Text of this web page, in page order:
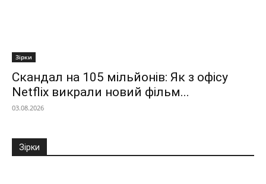
Зірки
Скандал на 105 мільйонів: Як з офісу
Netflix викрали новий фільм...
03.08.2026
Зірки